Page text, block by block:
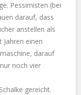
Pessimisten (bei
darauf, dass
anstellen als
Jahren einen
darauf
noch vier
gereicht.